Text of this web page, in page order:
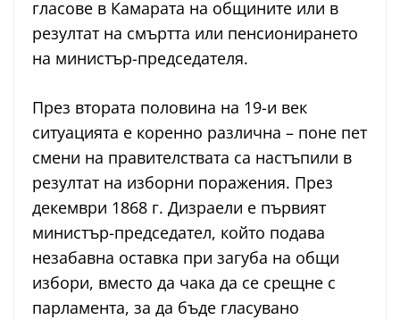
гласове в Камарата на общините или в
резултат на смъртта или пенсионирането
на министър-председателя.
През втората половина на 19-и век
ситуацията е коренно различна – поне пет
смени на правителствата са настъпили в
резултат на изборни поражения. През
декември 1868 г. Дизраели е първият
министър-председател, който подава
незабавна оставка при загуба на общи
избори, вместо да чака да се срещне с
парламента, за да бъде гласувано